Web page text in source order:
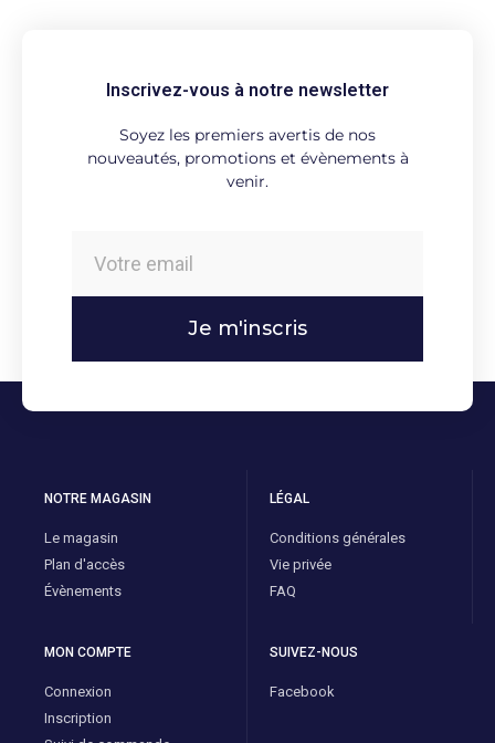
Inscrivez-vous à notre newsletter
Soyez les premiers avertis de nos
nouveautés, promotions et évènements à
venir.
Je m'inscris
NOTRE MAGASIN
Le magasin
Plan d'accès
Évènements
LÉGAL
Conditions générales
Vie privée
FAQ
MON COMPTE
Connexion
Inscription
SUIVEZ-NOUS
Facebook